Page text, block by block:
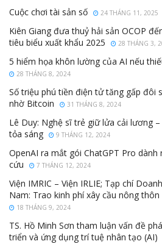
Cuộc chơi tài sản số 24 THÁNG 11, 2025
Kiên Giang đưa thuỷ hải sản OCOP
tiêu biểu xuất khẩu 2025
28 THÁNG 3,
5 hiểm họa khôn lường của AI nếu
28 THÁNG 8, 2024
Số triệu phú tiền điện tử tăng gấp đôi
nhờ Bitcoin
31 THÁNG 8, 2024
Lê Duy: Nghệ sĩ trẻ giữ lửa cải lương
tỏa sáng
9 THÁNG 12, 2024
OpenAI ra mắt gói ChatGPT Pro dành
cứu
7 THÁNG 12, 2024
Viện IMRIC – Viện IRLIE; Tạp chí
Nam: Trao kinh phí xây cầu nông
18 THÁNG 9, 2024
TS. Hồ Minh Sơn tham luận vấn đề
triển và ứng dụng trí tuệ nhân tạo (AI)